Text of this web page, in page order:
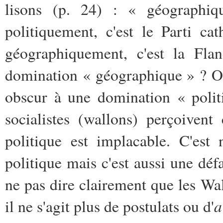
lisons (p. 24) : «
politiquement, c'est le Parti
géographiquement, c'est la
domination « géographique » ?
obscur à une domination «
socialistes (wallons)
politique est implacable.
politique mais c'est aussi une
ne pas dire clairement que les
il ne s'agit plus de postulats ou d'